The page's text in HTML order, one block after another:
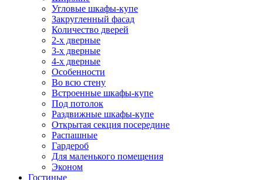
Угловые шкафы-купе
Закругленный фасад
Количество дверей
2-х дверные
3-х дверные
4-х дверные
Особенности
Во всю стену
Встроенные шкафы-купе
Под потолок
Раздвижные шкафы-купе
Открытая секция посередине
Распашные
Гардероб
Для маленького помещения
Эконом
Гостиные